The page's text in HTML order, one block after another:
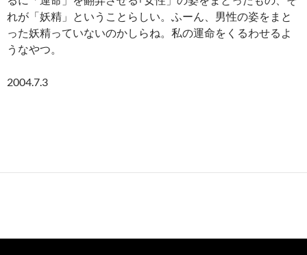
れが「妖精」ということらしい。ふーん、男性の姿をまと
った妖精っていないのかしらね。私の運命をくるわせるよ
うなやつ。
2004.7.3